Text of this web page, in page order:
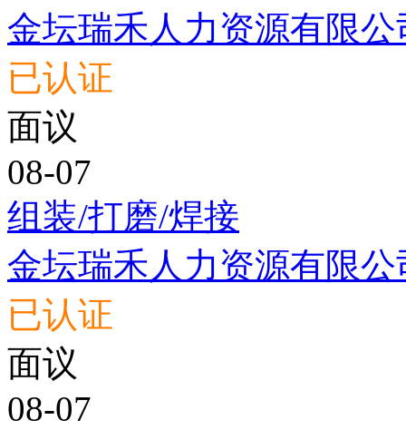
金坛瑞禾人力资源有限公
已认证
面议
08-07
组装/打磨/焊接
金坛瑞禾人力资源有限公
已认证
面议
08-07